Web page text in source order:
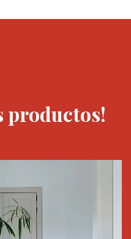
productos!